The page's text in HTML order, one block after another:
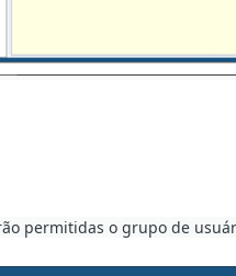
permitidas o grupo de